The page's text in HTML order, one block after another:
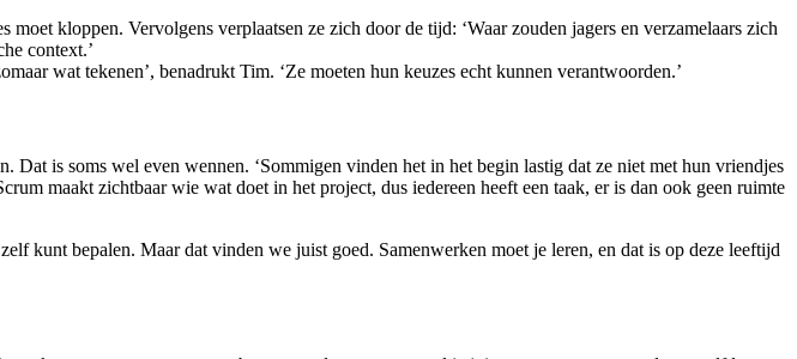
kloppen. Vervolgens verplaatsen ze zich door de tijd: ‘Waar zouden jagers en verzamelaars zich
context.’
wat tekenen’, benadrukt Tim. ‘Ze moeten hun keuzes echt kunnen verantwoorden.’
is soms wel even wennen. ‘Sommigen vinden het in het begin lastig dat ze niet met hun vriendjes
maakt zichtbaar wie wat doet in het project, dus iedereen heeft een taak, er is dan ook geen ruimte
kunt bepalen. Maar dat vinden we juist goed. Samenwerken moet je leren, en dat is op deze leeftijd